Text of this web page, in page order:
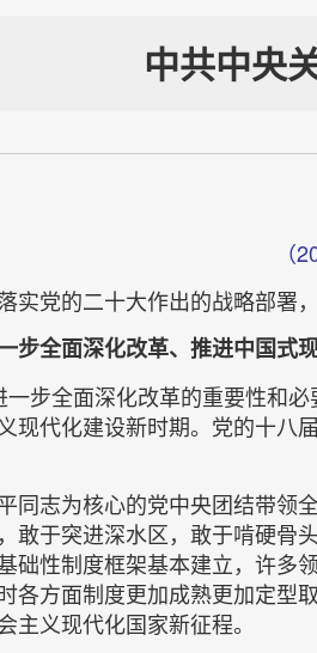
中共中央
（
实党的二十大作出的战略部署
步全面深化改革、推进中国式
一步全面深化改革的重要性和
现代化建设新时期。党的十八
同志为核心的党中央团结带领
敢于突进深水区，敢于啃硬骨
础性制度框架基本建立，许多
各方面制度更加成熟更加定型
主义现代化国家新征程。